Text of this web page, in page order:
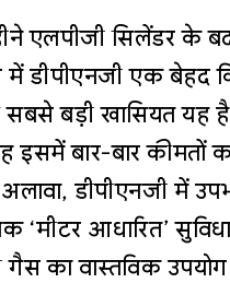
एलपीजी सिलेंडर के
में डीपीएनजी एक बेहद
बड़ी खासियत यह
इसमें बार-बार कीमतों
डीपीएनजी में
‘मीटर आधारित’
गैस का वास्तविक